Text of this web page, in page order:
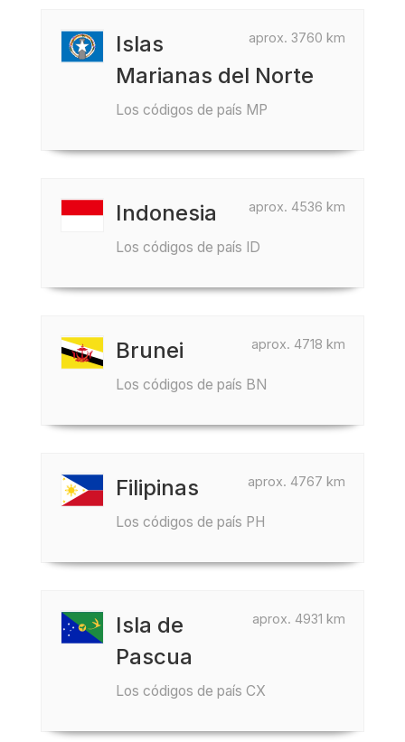
aprox. 3760 km
Islas
Marianas del Norte
Los códigos de país MP
aprox. 4536 km
Indonesia
Los códigos de país ID
aprox. 4718 km
Brunei
Los códigos de país BN
aprox. 4767 km
Filipinas
Los códigos de país PH
aprox. 4931 km
Isla de
Pascua
Los códigos de país CX